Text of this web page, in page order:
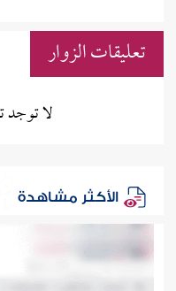
تعليقات الزوار
لا توجد
الأكثر مشاهدة